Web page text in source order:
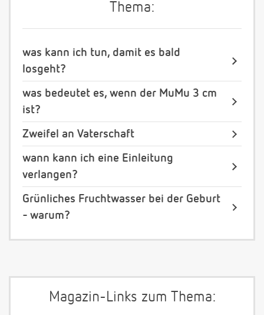
Thema:
was kann ich tun, damit es bald
losgeht?
was bedeutet es, wenn der MuMu 3 cm
ist?
Zweifel an Vaterschaft
wann kann ich eine Einleitung
verlangen?
Grünliches Fruchtwasser bei der Geburt
- warum?
Magazin-Links zum Thema: